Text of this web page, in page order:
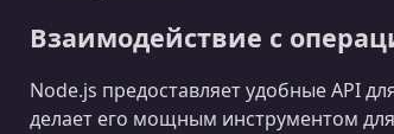
Взаимодействие с
Node.js предоставляет удобные API
делает его мощным инструментом